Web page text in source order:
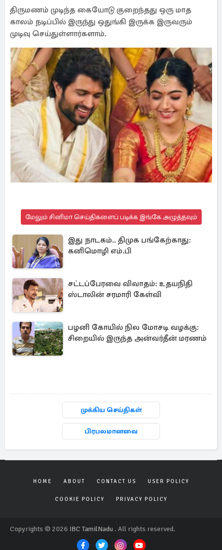
திருமணம் முடிந்த கையோடு குறைந்தது ஒரு மாத
காலம் நடிப்பில் இருந்து ஒதுங்கி இருக்க இருவரும்
முடிவு செய்துள்ளார்களாம்.
மேலும் சினிமா செய்திகளைப் படிக்க இங்கே அழுத்தவும்
இது நாடகம்.. திமுக பங்கேற்காது:
கனிமொழி எம்.பி
சட்டப்பேரவை விவாதம்: உதயநிதி
ஸ்டாலின் சரமாரி கேள்வி
பழனி கோயில் நில மோசடி வழக்கு:
சிறையில் இருந்த அன்வர்தீன் மரணம்
முக்கிய செய்திகள்
பிரபலமானவை
HOME ABOUT CONTACT US USER POLICY
COOKIE POLICY PRIVACY POLICY
Copyrights © 2026 IBC TamilNadu . All rights reserved.